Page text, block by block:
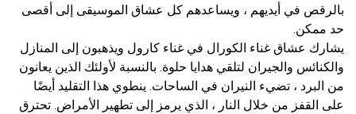
بالرقص في أيديهم ، ويساعدهم كل عشاق الموسيقى إلى أقصى
حد ممكن.
يشارك عشاق غناء الكورال في غناء كارول ويذهبون إلى المنازل
والكنائس والجيران لتلقي هدايا حلوة. بالنسبة لأولئك الذين يعانون
من البرد ، تضيء النيران في الساحات. ينطوي هذا التقليد أيضًا
على القفز من خلال النار ، الذي يرمز إلى تطهير الأمراض. تحترق